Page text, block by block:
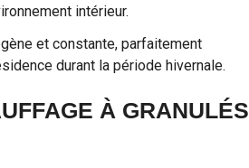
intérieur.
et constante, parfaitement
durant la période hivernale.
À GRANULÉS